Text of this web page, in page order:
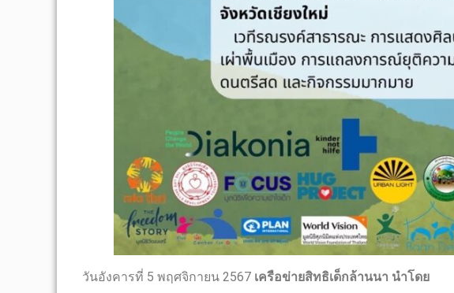
วันอังคารที่ 5 พฤศจิกายน 2567 เครือข่ายสิทธิเด็กล้านนา นำโดย